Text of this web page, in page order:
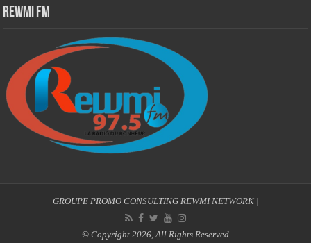
Rewmi Fm
GROUPE PROMO CONSULTING REWMI NETWORK|
© Copyright 2026, All Rights Reserved